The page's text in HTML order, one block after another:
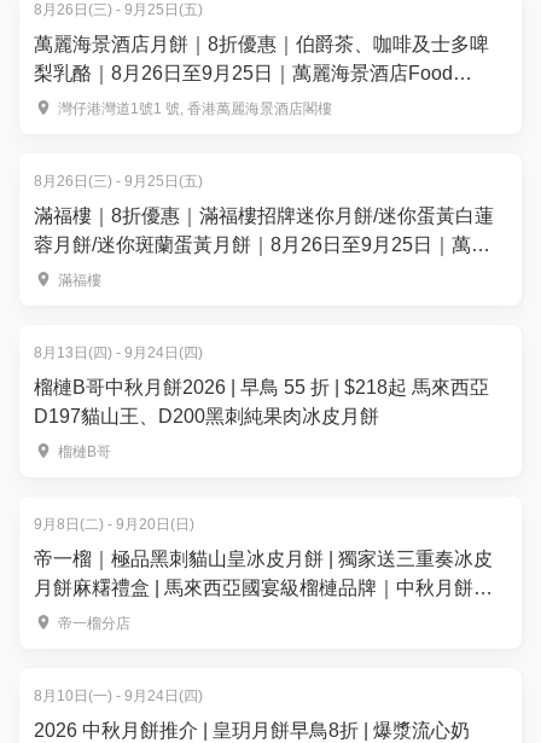
8月26日(三) - 9月25日(五)
萬麗海景酒店月餅｜8折優惠｜伯爵茶、咖啡及士多啤
梨乳酪｜8月26日至9月25日｜萬麗海景酒店Food
Studio
灣仔港灣道1號1 號, 香港萬麗海景酒店閣樓
8月26日(三) - 9月25日(五)
滿福樓｜8折優惠｜滿福樓招牌迷你月餅/迷你蛋黃白蓮
蓉月餅/迷你斑蘭蛋黃月餅｜8月26日至9月25日｜萬麗
海景酒店滿福樓
滿福樓
8月13日(四) - 9月24日(四)
榴槤B哥中秋月餅2026 | 早鳥 55 折 | $218起 馬來西亞
D197貓山王、D200黑刺純果肉冰皮月餅
榴槤B哥
9月8日(二) - 9月20日(日)
帝一榴｜極品黑刺貓山皇冰皮月餅 | 獨家送三重奏冰皮
月餅麻糬禮盒 | 馬來西亞國宴級榴槤品牌｜中秋月餅
2026帝一榴分店
8月10日(一) - 9月24日(四)
2026 中秋月餅推介 | 皇玥月餅早鳥8折 | 爆漿流心奶